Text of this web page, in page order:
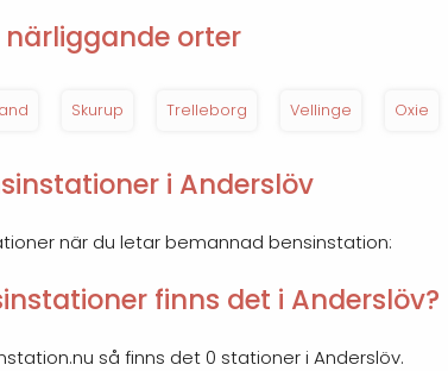
orter
Skurup Trelleborg Vellinge Oxie
i Anderslöv
när du letar bemannad bensinstation:
finns det i Anderslöv?
så finns det 0 stationer i Anderslöv.